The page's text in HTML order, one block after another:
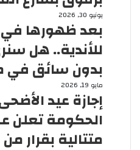
ل
و
ز
ر
ء
:
ف
ي
د
ي
ب
ع
د
ظ
ه
و
ر
ه
ا
ي
يونيو 30, 2026
بعد ظهورها
للأندية.. هل
بدون سائق في
إ
ج
ا
ز
ة
مايو 19, 2026
متتالية بقرار